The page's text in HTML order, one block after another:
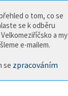
o tom, co se
se k odběru
a my
e-mailem.
se zpracováním